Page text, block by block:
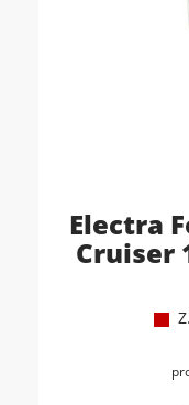
Electra
Cruiser